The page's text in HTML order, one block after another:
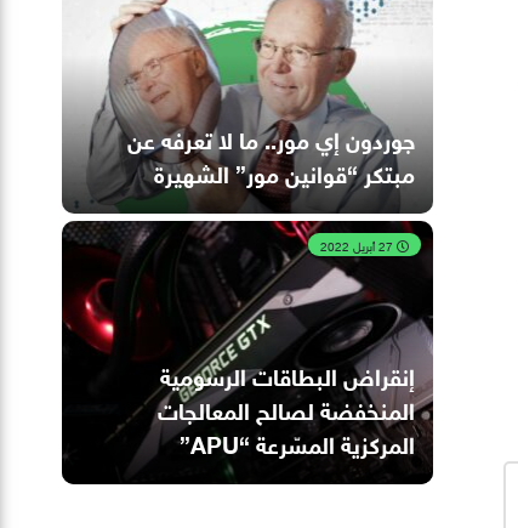
جوردون إي مور.. ما لا تعرفه عن
مبتكر “قوانين مور” الشهيرة
إنقراض البطاقات الرسومية
المنخفضة لصالح المعالجات
المركزية المسّرعة “APU”